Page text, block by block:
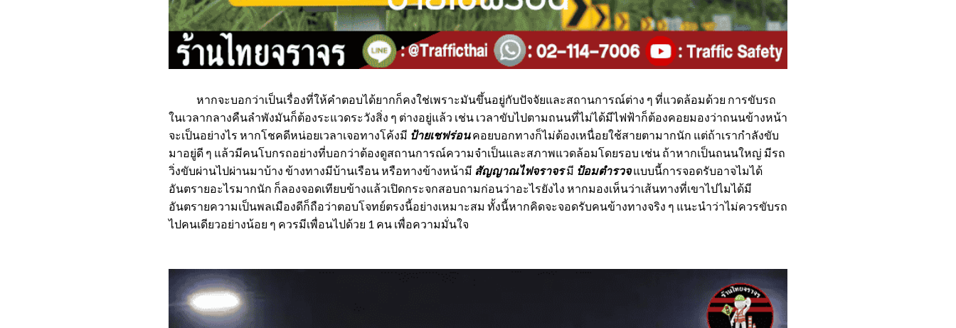
หากจะบอกว่าเป็นเรื่องที่ให้คำตอบได้ยากก็คงใช่เพราะมันขึ้นอยู่กับปัจจัยและสถานการณ์ต่าง ๆ ที่แวดล้อมด้วย การขับรถ
ในเวลากลางคืนลำพังมันก็ต้องระแวดระวังสิ่ง ๆ ต่างอยู่แล้ว เช่น เวลาขับไปตามถนนที่ไม่ได้มีไฟฟ้าก็ต้องคอยมองว่าถนนข้างหน้า
จะเป็นอย่างไร หากโชคดีหน่อยเวลาเจอทางโค้งมี ป้ายเชฟร่อน คอยบอกทางก็ไม่ต้องเหนื่อยใช้สายตามากนัก แต่ถ้าเรากำลังขับ
มาอยู่ดี ๆ แล้วมีคนโบกรถอย่างที่บอกว่าต้องดูสถานการณ์ความจำเป็นและสภาพแวดล้อมโดยรอบ เช่น ถ้าหากเป็นถนนใหญ่ มีรถ
วิ่งขับผ่านไปผ่านมาบ้าง ข้างทางมีบ้านเรือน หรือทางข้างหน้ามี สัญญาณไฟจราจรมี ป้อมตำรวจแบบนี้การจอดรับอาจไมได้
อันตรายอะไรมากนัก ก็ลองจอดเทียบข้างแล้วเปิดกระจกสอบถามก่อนว่าอะไรยังไง หากมองเห็นว่าเส้นทางที่เขาไปไมได้มี
อันตรายความเป็นพลเมืองดีก็ถือว่าตอบโจทย์ตรงนี้อย่างเหมาะสม ทั้งนี้หากคิดจะจอดรับคนข้างทางจริง ๆ แนะนำว่าไม่ควรขับรถ
ไปคนเดียวอย่างน้อย ๆ ควรมีเพื่อนไปด้วย 1 คน เพื่อความมั่นใจ